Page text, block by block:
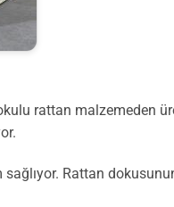
rattan malzemeden
Rattan